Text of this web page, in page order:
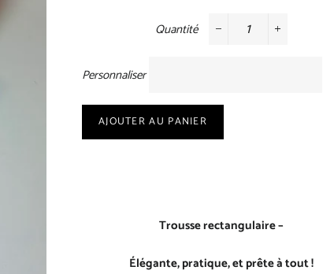
Quantité
Personnaliser
AJOUTER AU PANIER
Trousse rectangulaire –
Élégante, pratique, et prête à tout !